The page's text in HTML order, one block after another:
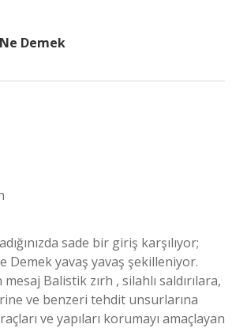
Demek
sade bir giriş karşılıyor;
Demek yavaş yavaş şekilleniyor.
Balistik zırh , silahlı saldırılara,
ve benzeri tehdit unsurlarına
ve yapıları korumayı amaçlayan